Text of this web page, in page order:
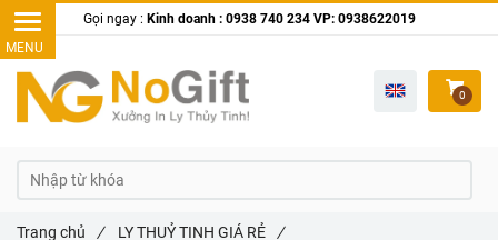
Trang chủ / LY THUỶ TINH GIÁ RẺ /
Gọi ngay : Kinh doanh : 0938 740 234 VP: 0938622019
0